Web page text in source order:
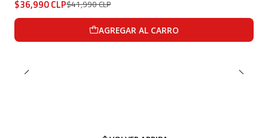
$36,990 CLP$41,990 CLP
AGREGAR AL CARRO